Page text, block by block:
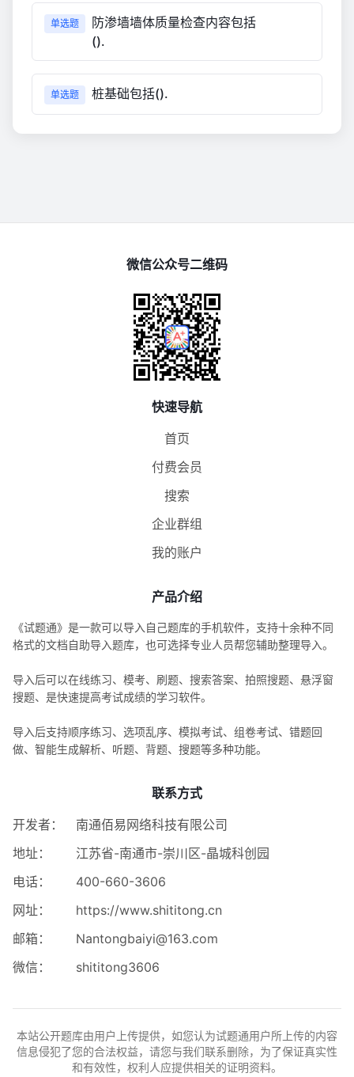
单选题
防渗墙墙体质量检查内容包括
().
单选题 桩基础包括().
微信公众号二维码
快速导航
首页
付费会员
搜索
企业群组
我的账户
产品介绍
《试题通》是一款可以导入自己题库的手机软件，支持十余种不同
格式的文档自助导入题库，也可选择专业人员帮您辅助整理导入。
导入后可以在线练习、模考、刷题、搜索答案、拍照搜题、悬浮窗
搜题、是快速提高考试成绩的学习软件。
导入后支持顺序练习、选项乱序、模拟考试、组卷考试、错题回
做、智能生成解析、听题、背题、搜题等多种功能。
联系方式
开发者：
南通佰易网络科技有限公司
地址：
江苏省-南通市-崇川区-晶城科创园
电话：
400-660-3606
网址：
https://www.shititong.cn
邮箱：
Nantongbaiyi@163.com
微信：
shititong3606
本站公开题库由用户上传提供，如您认为试题通用户所上传的内容
信息侵犯了您的合法权益，请您与我们联系删除，为了保证真实性
和有效性，权利人应提供相关的证明资料。